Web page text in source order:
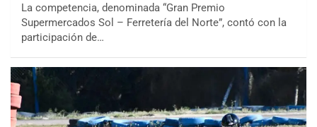
La competencia, denominada “Gran Premio
Supermercados Sol – Ferretería del Norte”, contó con la
participación de…